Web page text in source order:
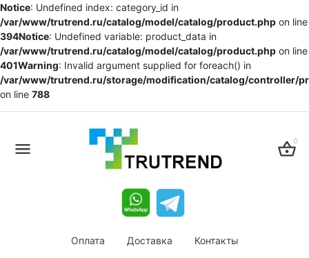
Notice: Undefined index: category_id in
/var/www/trutrend.ru/catalog/model/catalog/product.php on line
394Notice: Undefined variable: product_data in
/var/www/trutrend.ru/catalog/model/catalog/product.php on line
401Warning: Invalid argument supplied for foreach() in
/var/www/trutrend.ru/storage/modification/catalog/controller/
on line 788
0
Оплата Доставка Контакты